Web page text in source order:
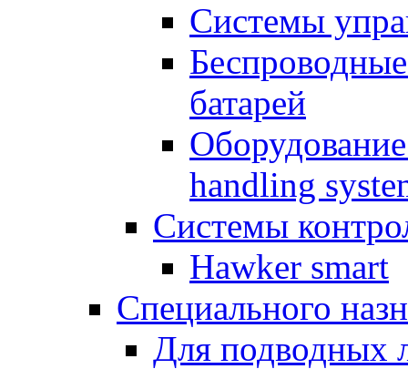
Системы
батарей
handling
Системы
Hawker smart
Специального
Для подводных